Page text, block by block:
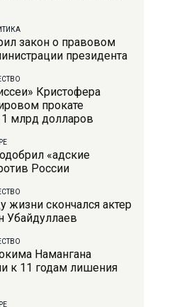
закон о правовом
президента
Кристофера
прокате
млрд долларов
«адские
России
жизни скончался актер
Убайдуллаев
Намангана
к 11 годам лишения